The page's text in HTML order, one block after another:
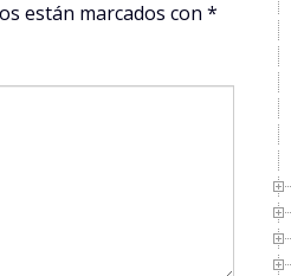
están marcados con *